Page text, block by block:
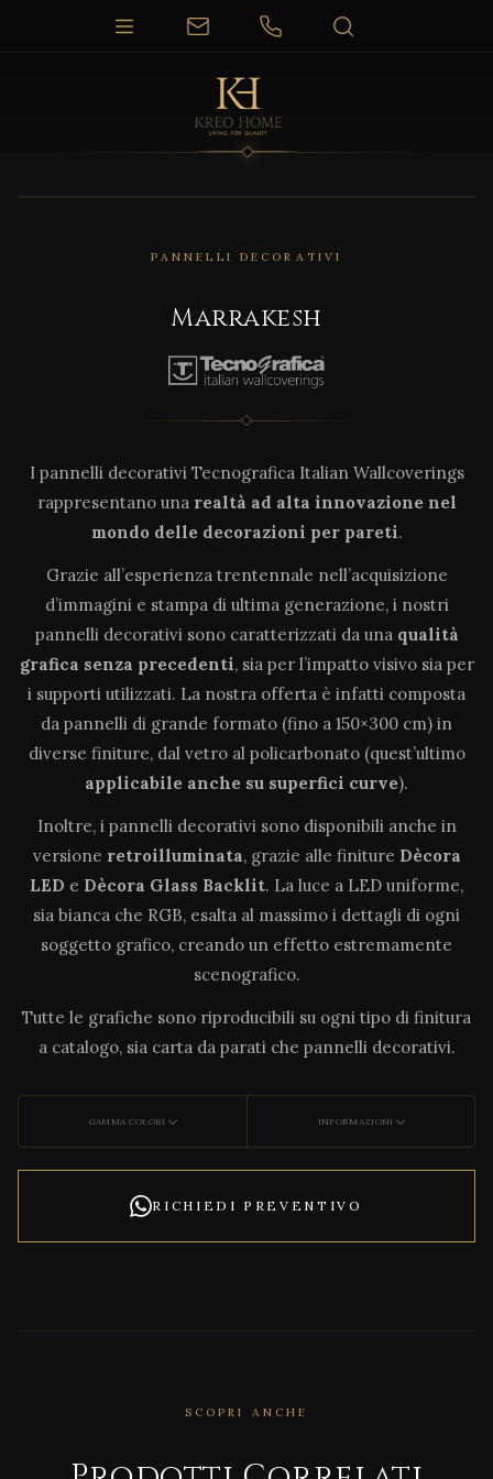
PANNELLI DECORATIVI
Marrakesh
I pannelli decorativi Tecnografica Italian Wallcoverings
rappresentano una realtà ad alta innovazione nel
mondo delle decorazioni per pareti.
Grazie all’esperienza trentennale nell’acquisizione
d’immagini e stampa di ultima generazione, i nostri
pannelli decorativi sono caratterizzati da una qualità
grafica senza precedenti, sia per l’impatto visivo sia per
i supporti utilizzati. La nostra offerta è infatti composta
da pannelli di grande formato (fino a 150×300 cm) in
diverse finiture, dal vetro al policarbonato (quest’ultimo
applicabile anche su superfici curve).
Inoltre, i pannelli decorativi sono disponibili anche in
versione retroilluminata, grazie alle finiture Dècora
LED e Dècora Glass Backlit. La luce a LED uniforme,
sia bianca che RGB, esalta al massimo i dettagli di ogni
soggetto grafico, creando un effetto estremamente
scenografico.
Tutte le grafiche sono riproducibili su ogni tipo di finitura
a catalogo, sia carta da parati che pannelli decorativi.
GAMMA COLORI INFORMAZIONI
RICHIEDI PREVENTIVO
SCOPRI ANCHE